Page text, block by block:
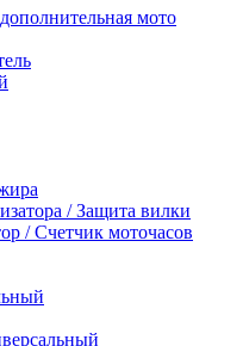
мото
/ Защита вилки
/ Счетчик моточасов